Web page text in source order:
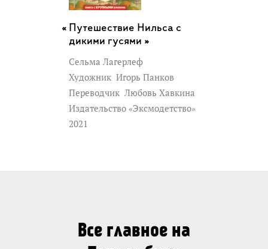
Путешествие Нильса с
дикими гусями »
Сельма Лагерлеф
Художник Игорь Панков
Переводчик Любовь Хавкина
Издательство «Эксмодетство»
2021
Все главное на